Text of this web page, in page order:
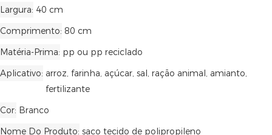
Largura 40 cm
Comprimento 80 cm
Matéria-Prima pp ou pp reciclado
Aplicativo arroz, farinha, açúcar, sal, ração animal, amianto,
fertilizante
Cor Branco
Nome Do Produto saco tecido de polipropileno